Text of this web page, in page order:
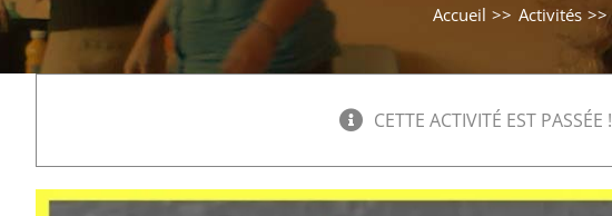
Accueil Activités
CETTE ACTIVITÉ EST PASSÉE !